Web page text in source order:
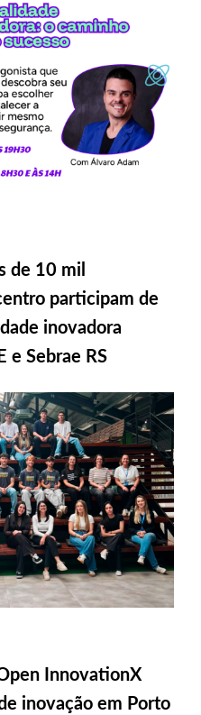
de 10 mil
participam de
inovadora
e Sebrae RS
InnovationX
inovação em Porto